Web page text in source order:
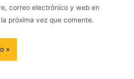
correo electrónico y web en
próxima vez que comente.